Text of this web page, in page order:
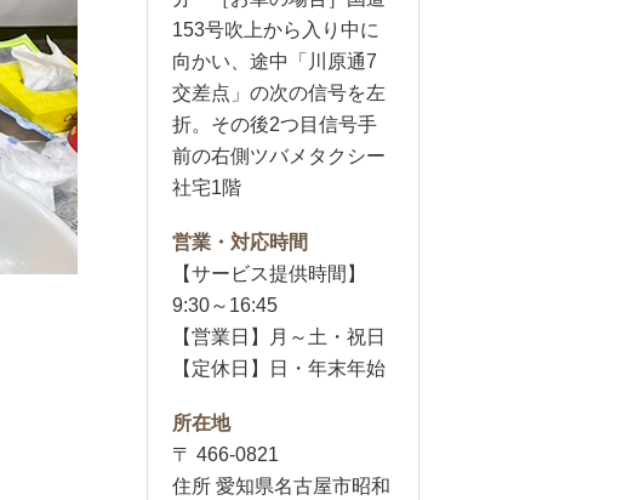
153号吹上から入り中に
向かい、途中「川原通7
交差点」の次の信号を左
折。その後2つ目信号手
前の右側ツバメタクシー
社宅1階
営業・対応時間
【サービス提供時間】
9:30～16:45
【営業日】月～土・祝日
【定休日】日・年末年始
所在地
〒 466-0821
住所 愛知県名古屋市昭和